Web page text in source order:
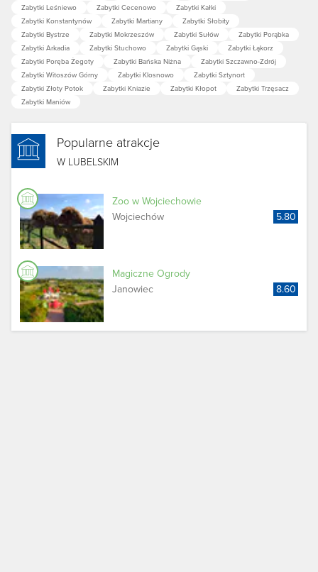
Zabytki Leśniewo
Zabytki Cecenowo
Zabytki Kałki
Zabytki Konstantynów
Zabytki Martiany
Zabytki Słobity
Zabytki Bystrze
Zabytki Mokrzeszów Zabytki Sułów
Zabytki Porąbka
Zabytki Arkadia
Zabytki Stuchowo Zabytki Gąski
Zabytki Łąkorz
Zabytki Poręba Żegoty
Zabytki Bańska Niżna
Zabytki Szczawno-Zdrój
Zabytki Witoszów Górny
Zabytki Klosnowo
Zabytki Sztynort
Zabytki Złoty Potok
Zabytki Kniazie Zabytki Kłopot
Zabytki Trzęsacz
Zabytki Maniów
Popularne atrakcje
W LUBELSKIM
Zoo w Wojciechowie
Wojciechów
5.80
Magiczne Ogrody
Janowiec
8.60